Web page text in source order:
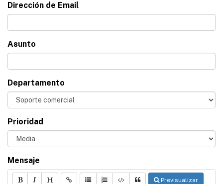
Dirección de Email
Asunto
Departamento
Prioridad
Mensaje
Previsualizar